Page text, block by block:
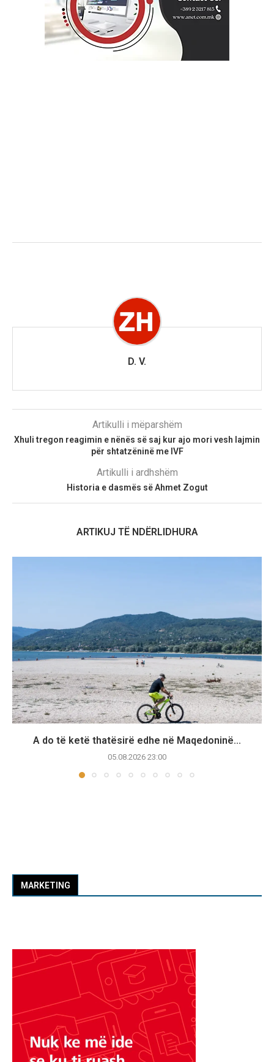
D. V.
Artikulli i mëparshëm
Xhuli tregon reagimin e nënës së saj kur ajo mori vesh lajmin
për shtatzëninë me IVF
Artikulli i ardhshëm
Historia e dasmës së Ahmet Zogut
ARTIKUJ TË NDËRLIDHURA
A do të ketë thatësirë edhe në Maqedoninë...
05.08.2026 23:00
MARKETING